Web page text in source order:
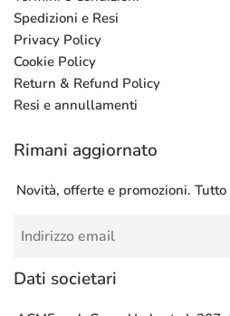
Spedizioni e Resi
Privacy Policy
Cookie Policy
Return & Refund Policy
Resi e annullamenti
Rimani aggiornato
Novità, offerte e promozioni.
Dati societari